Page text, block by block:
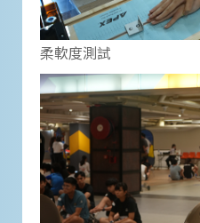
柔軟度測試